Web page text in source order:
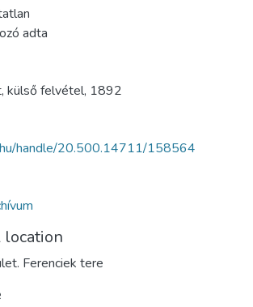
adta
, külső felvétel, 1892
handle/20.500.14711/158564
location
Ferenciek tere